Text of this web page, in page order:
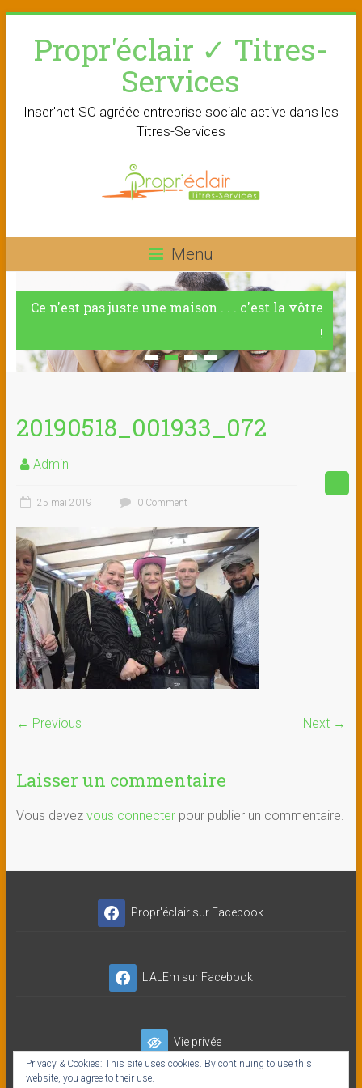
contentPropr'éclair ✓ Titres-
Services
Inser'net SC agréée entreprise sociale active dans les
Titres-Services
Menu
Ce n'est pas juste une maison . . . c'est la vôtre
!
20190518_001933_072
Admin
25 mai 2019 0 Comment
← Previous Next →
Laisser un commentaire
Vous devez vous connecterpour publier un commentaire.
Propr'éclair sur Facebook
L'ALEm sur Facebook
Vie privée
Privacy & Cookies: This site uses cookies. By continuing to use this
website, you agree to their use.